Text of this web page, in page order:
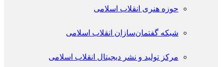
حوزه هنری انقلاب اسلامی
شبکه گفتمان‌سازان انقلاب اسلامی
مرکز تولید و نشر دیجیتال انقلاب اسلامی